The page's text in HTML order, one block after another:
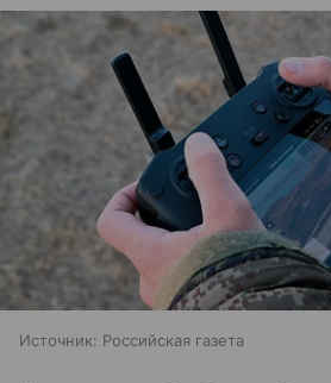
Источник: Российская газета